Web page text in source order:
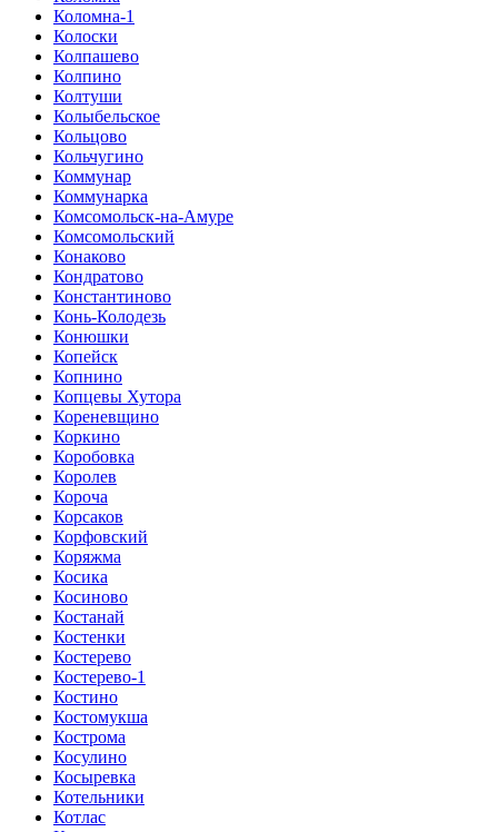
Коломна-1
Колоски
Колпашево
Колпино
Колтуши
Колыбельское
Кольцово
Кольчугино
Коммунар
Коммунарка
Комсомольск-на-Амуре
Комсомольский
Конаково
Кондратово
Константиново
Конь-Колодезь
Конюшки
Копейск
Копнино
Копцевы Хутора
Кореневщино
Коркино
Коробовка
Королев
Короча
Корсаков
Корфовский
Коряжма
Косика
Косиново
Костанай
Костенки
Костерево
Костерево-1
Костино
Костомукша
Кострома
Косулино
Косыревка
Котельники
Котлас